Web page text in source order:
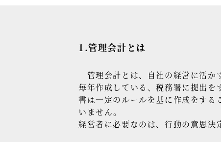
1.管理会計とは
管理会計とは、自社の経営に活か
毎年作成している、税務署に提出
書は一定のルールを基に作成をす
いません。
経営者に必要なのは、行動の意思決